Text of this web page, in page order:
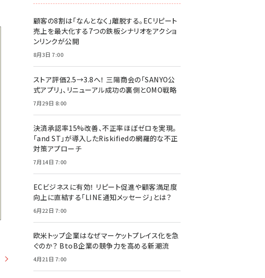
顧客の8割は「なんとなく」離脱する。ECリピート
売上を最大化する7つの鉄板シナリオをアクショ
ンリンクが公開
8月3日 7:00
ストア評価2.5→3.8へ！ 三陽商会の「SANYO公
式アプリ」、リニューアル成功の裏側とOMO戦略
7月29日 8:00
決済承認率15%改善、不正率ほぼゼロを実現。
「and ST」が導入したRiskifiedの網羅的な不正
対策アプローチ
7月14日 7:00
ECビジネスに有効！ リピート促進や顧客満足度
向上に直結する「LINE通知メッセージ」とは？
6月22日 7:00
欧米トップ企業はなぜマーケットプレイス化を急
ぐのか？ BtoB企業の競争力を高める新潮流
4月21日 7:00